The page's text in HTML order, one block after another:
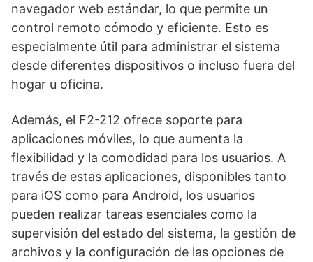
navegador web estándar, lo que permite un
control remoto cómodo y eficiente. Esto es
especialmente útil para administrar el sistema
desde diferentes dispositivos o incluso fuera del
hogar u oficina.
Además, el F2-212 ofrece soporte para
aplicaciones móviles, lo que aumenta la
flexibilidad y la comodidad para los usuarios. A
través de estas aplicaciones, disponibles tanto
para iOS como para Android, los usuarios
pueden realizar tareas esenciales como la
supervisión del estado del sistema, la gestión de
archivos y la configuración de las opciones de